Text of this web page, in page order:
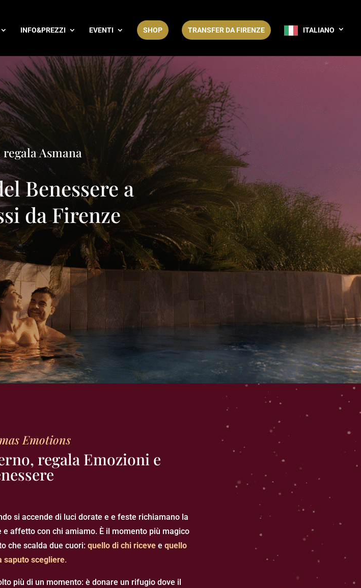
INFO&PREZZI EVENTI SHOP TRANSFER DA FIRENZE ITALIANO
Asmana
Benessere a
da Firenze
Emotions
regala Emozioni e
si accende di luci dorate e e feste richiamano la
affetto con chi amiamo. È il momento più magico
che scalda due cuori: quello di chi riceve e quello
saputo scegliere.
più di un momento: è donare un rifugio dove il